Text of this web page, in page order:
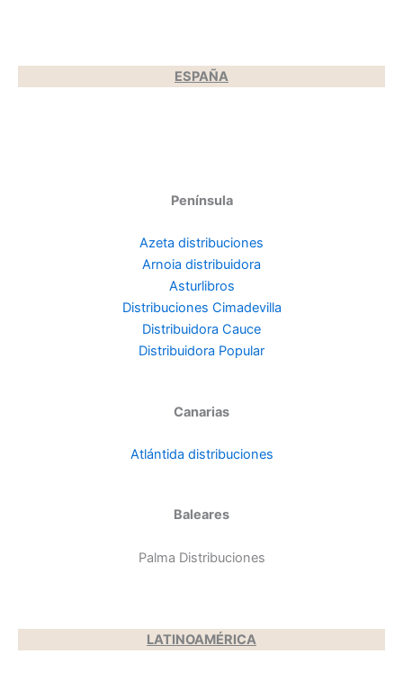
ESPAÑA
Península
Azeta distribuciones
Arnoia distribuidora
Asturlibros
Distribuciones Cimadevilla
Distribuidora Cauce
Distribuidora Popular
Canarias
Atlántida distribuciones
Baleares
Palma Distribuciones
LATINOAMÉRICA